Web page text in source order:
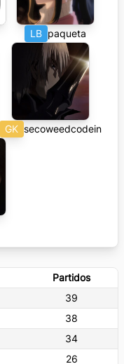
LB paqueta
GK secoweedcodein
Partidos
39
38
34
26